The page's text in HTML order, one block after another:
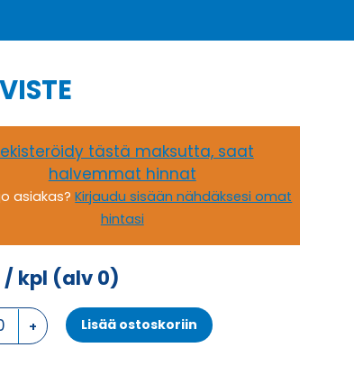
tästä maksutta, saat
halvemmat hinnat
asiakas?Kirjaudu sisään nähdäksesi omat
hintasi
/ kpl (alv 0)
Lisää ostoskoriin